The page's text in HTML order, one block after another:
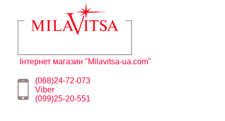
Інтернет магазин "Milavitsa-ua.com"
(068)24-72-073
Viber
(099)25-20-551